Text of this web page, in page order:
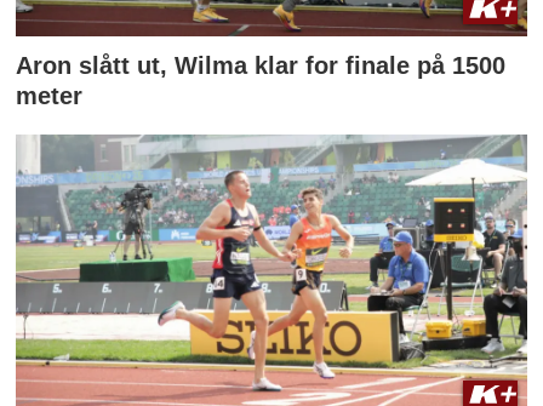
Aron slått ut, Wilma klar for finale på 1500
meter